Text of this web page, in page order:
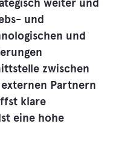
weiter und
und
und
zwischen
Partnern
klare
eine hohe